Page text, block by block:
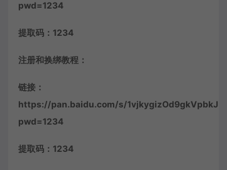
pwd=1234
提取码：1234
注册和换绑教程：
链接：
https://pan.baidu.com/s/
pwd=1234
提取码：1234